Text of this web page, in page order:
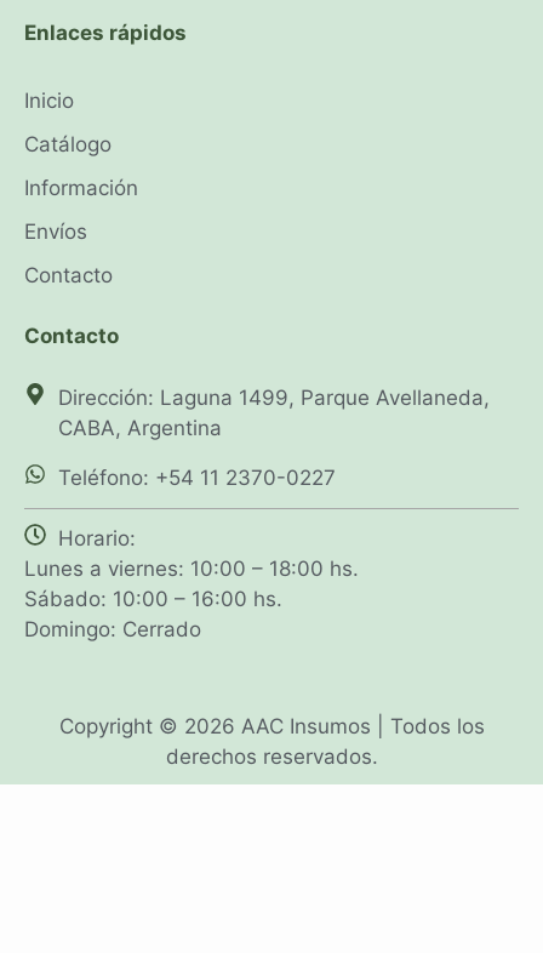
Enlaces rápidos
Inicio
Catálogo
Información
Envíos
Contacto
Contacto
Dirección: Laguna 1499, Parque Avellaneda,
CABA, Argentina
Teléfono: +54 11 2370-0227
Horario:
Lunes a viernes: 10:00 – 18:00 hs.
Sábado: 10:00 – 16:00 hs.
Domingo: Cerrado
Copyright © 2026 AAC Insumos | Todos los
derechos reservados.